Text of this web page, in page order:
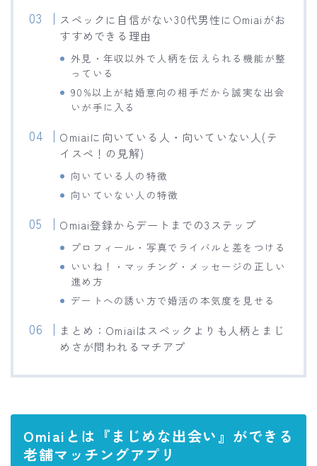
スペックに自信がない30代男性にOmiaiがお
すすめできる理由
外見・年収以外で人柄を伝えられる機能が整
っている
90%以上が結婚意向の相手だから誠実な出会
いが手に入る
Omiaiに向いている人・向いていない人(テ
イスペ！の見解)
向いている人の特徴
向いていない人の特徴
Omiai登録からデートまでの3ステップ
プロフィール・写真でライバルと差をつける
いいね！・マッチング・メッセージの正しい
進め方
デートへの誘い方で婚活の本気度を見せる
まとめ：Omiaiはスペックよりも人柄とまじ
めさが問われるマチアプ
Omiaiとは『まじめな出会い』ができる
老舗マッチングアプリ